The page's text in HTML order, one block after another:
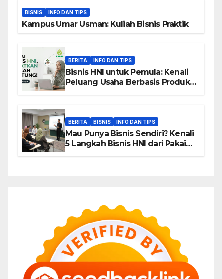
BISNIS INFO DAN TIPS
Kampus Umar Usman: Kuliah Bisnis Praktik
BERITA INFO DAN TIPS
Bisnis HNI untuk Pemula: Kenali
Peluang Usaha Berbasis Produk,
BERITA BISNIS INFO DAN TIPS
Mau Punya Bisnis Sendiri? Kenali
5 Langkah Bisnis HNI dari Pakai